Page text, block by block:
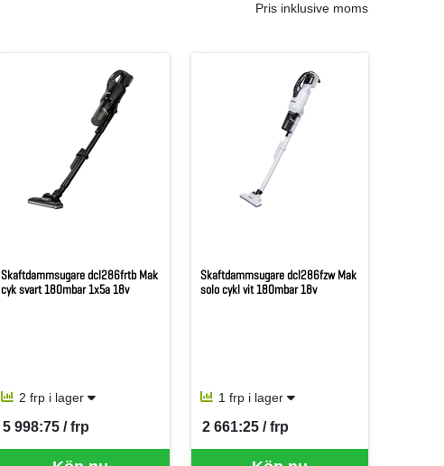
Pris inklusive moms
Skaftdammsugare dcl286frtb Mak
cyk svart 180mbar 1x5a 18v
2 frp i lager
5 998:75 / frp
SEK per FRP
Skaftdammsugare dcl286fzw Mak
solo cykl vit 180mbar 18v
1 frp i lager
2 661:25 / frp
SEK per FRP